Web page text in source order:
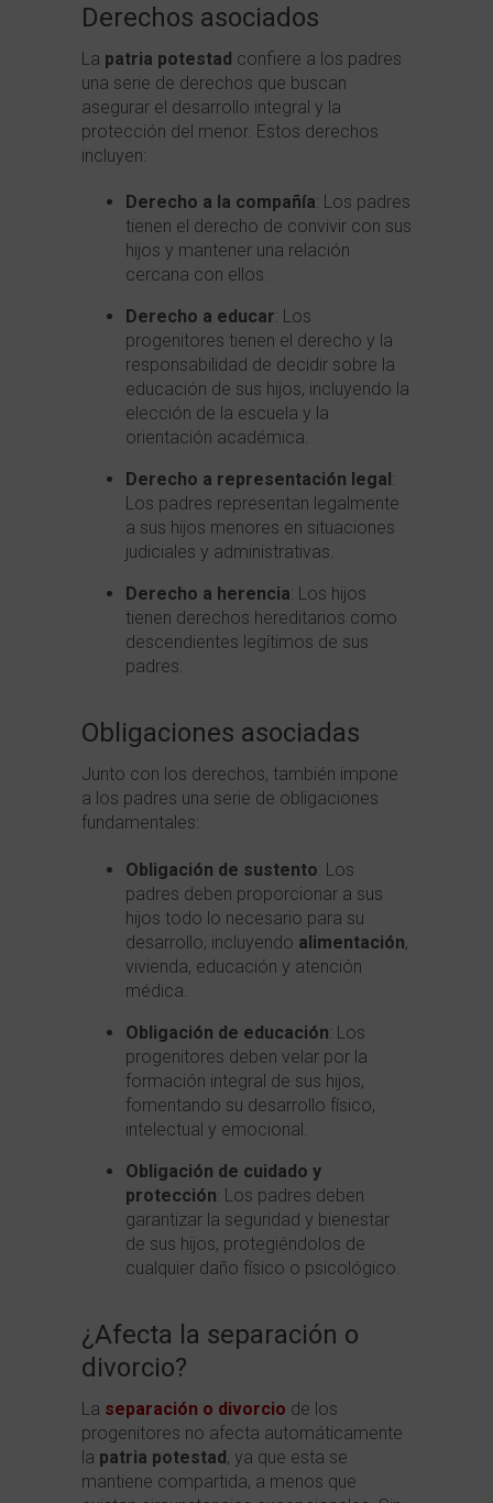
Derechos asociados
La patria potestad confiere a los padres
una serie de derechos que buscan
asegurar el desarrollo integral y la
protección del menor. Estos derechos
incluyen:
Derecho a la compañía: Los padres
tienen el derecho de convivir con sus
hijos y mantener una relación
cercana con ellos.
Derecho a educar: Los
progenitores tienen el derecho y la
responsabilidad de decidir sobre la
educación de sus hijos, incluyendo la
elección de la escuela y la
orientación académica.
Derecho a representación legal :
Los padres representan legalmente
a sus hijos menores en situaciones
judiciales y administrativas.
Derecho a herencia: Los hijos
tienen derechos hereditarios como
descendientes legítimos de sus
padres.
Obligaciones asociadas
Junto con los derechos, también impone
a los padres una serie de obligaciones
fundamentales:
Obligación de sustento: Los
padres deben proporcionar a sus
hijos todo lo necesario para su
desarrollo, incluyendo alimentación,
vivienda, educación y atención
médica.
Obligación de educación: Los
progenitores deben velar por la
formación integral de sus hijos,
fomentando su desarrollo físico,
intelectual y emocional.
Obligación de cuidado y
protección: Los padres deben
garantizar la seguridad y bienestar
de sus hijos, protegiéndolos de
cualquier daño físico o psicológico.
¿Afecta la separación o
divorcio?
La separación o divorcio de los
progenitores no afecta automáticamente
la patria potestad, ya que esta se
mantiene compartida, a menos que